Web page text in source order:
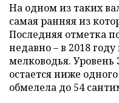
На одном из таких
самая ранняя из
Последняя отметка
недавно – в 2018
мелководья.
остается ниже
обмелела до 54